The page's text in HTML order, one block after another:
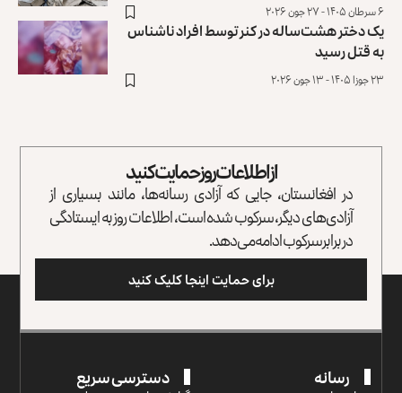
۶ سرطان ۱۴۰۵ - ۲۷ جون ۲۰۲۶
یک دختر هشت‌ساله در کنر توسط افراد ناشناس
به قتل رسید
۲۳ جوزا ۱۴۰۵ - ۱۳ جون ۲۰۲۶
از اطلاعات روز حمایت کنید
در افغانستان، جایی که آزادی رسانه‌ها، مانند بسیاری از
آزادی‌های دیگر، سرکوب شده است، اطلاعات روز به ایستادگی
در برابر سرکوب ادامه می‌دهد.
برای حمایت اینجا کلیک کنید
رسانه دسترسی سریع